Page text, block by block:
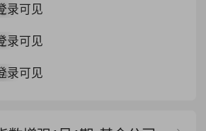
笔份额的份额累计净值超过历史
定的比例计提业绩报酬，提取比
报酬计提基准日(【投资者赎回
人对基金份额持有人的收益部分
录可见
录可见
录可见